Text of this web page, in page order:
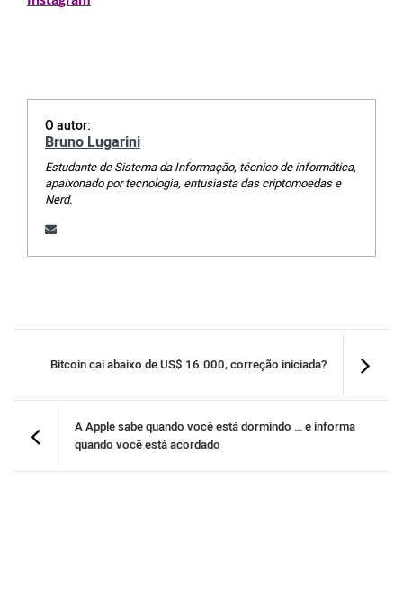
O autor:
Bruno Lugarini
Estudante de Sistema da Informação, técnico de informática,
apaixonado por tecnologia, entusiasta das criptomoedas e
Nerd.
Bitcoin cai abaixo de US$ 16.000, correção iniciada?
A Apple sabe quando você está dormindo … e informa
quando você está acordado